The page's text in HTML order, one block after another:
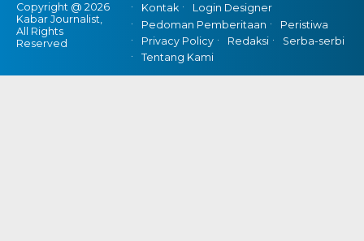
Copyright @ 2026
Kabar Journalist,
All Rights
Reserved
Kontak
Login Designer
Pedoman Pemberitaan
Peristiwa
Privacy Policy
Redaksi
Serba-serbi
Tentang Kami